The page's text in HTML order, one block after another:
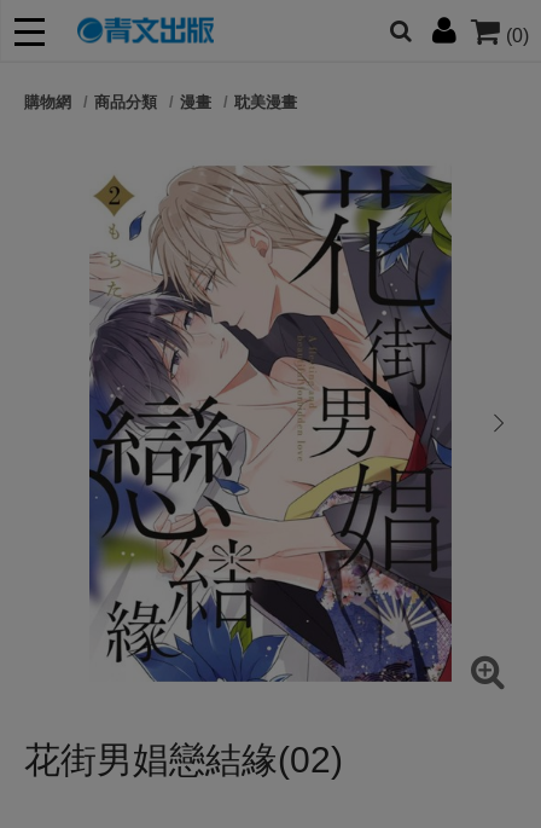
(0)
朋友們，提高警覺！
購物網 商品分類 漫畫 耽美漫畫
next
花街男娼戀結緣(02)